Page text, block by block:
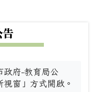
告
政府-教育局公
窗」方式開啟。